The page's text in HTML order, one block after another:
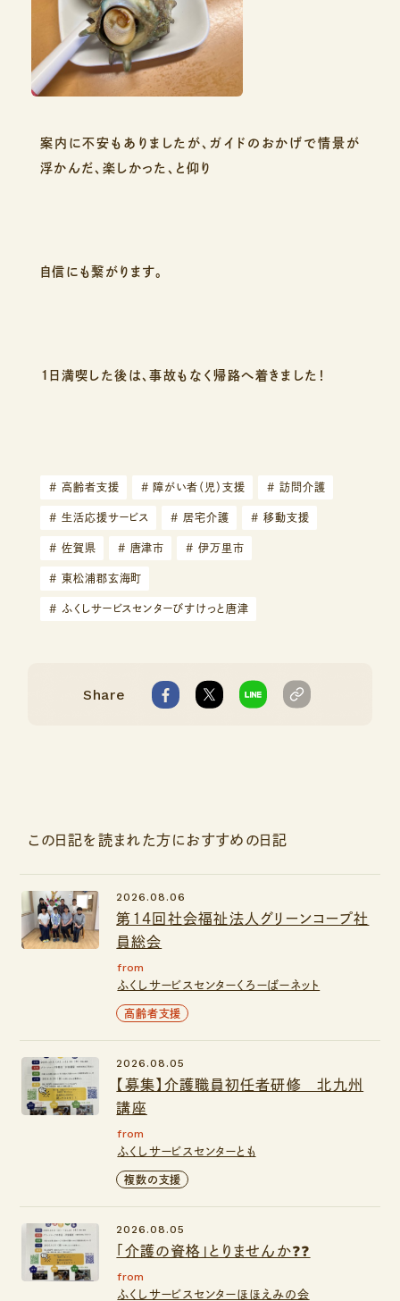
案内に不安もありましたが、ガイドのおかげで情景が
浮かんだ、楽しかった、と仰り
自信にも繋がります。
１日満喫した後は、事故もなく帰路へ着きました！
# 高齢者支援 # 障がい者（児）支援 # 訪問介護
# 生活応援サービス # 居宅介護 # 移動支援
# 佐賀県 # 唐津市 # 伊万里市
# 東松浦郡玄海町
# ふくしサービスセンターびすけっと唐津
Share
この日記を読まれた方におすすめの日記
第14回社会福祉法人グリーンコープ社
員総会
2026.08.06
from
ふくしサービスセンターくろーばーネット
高齢者支援
【募集】介護職員初任者研修 北九州
講座
2026.08.05
from
ふくしサービスセンターとも
複数の支援
「介護の資格」とりませんか❓❓
2026.08.05
from
ふくしサービスセンターほほえみの会